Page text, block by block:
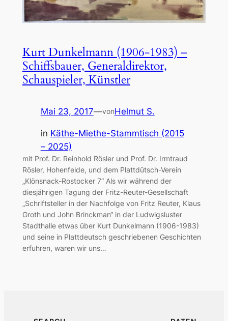
Kurt Dunkelmann (1906-1983) –
Schiffsbauer, Generaldirektor,
Schauspieler, Künstler
Mai 23, 2017—vonHelmut S.
in Käthe-Miethe-Stammtisch (2015
– 2025)
mit Prof. Dr. Reinhold Rösler und Prof. Dr. Irmtraud
Rösler, Hohenfelde, und dem Plattdütsch-Verein
„Klönsnack-Rostocker 7“ Als wir während der
diesjährigen Tagung der Fritz-Reuter-Gesellschaft
„Schriftsteller in der Nachfolge von Fritz Reuter, Klaus
Groth und John Brinckman“ in der Ludwigsluster
Stadthalle etwas über Kurt Dunkelmann (1906-1983)
und seine in Plattdeutsch geschriebenen Geschichten
erfuhren, waren wir uns…